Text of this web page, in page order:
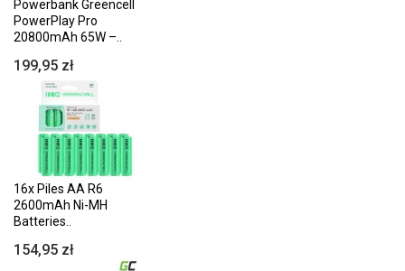
Powerbank Greencell
PowerPlay Pro
20800mAh 65W –..
199,95 zł
16x Piles AA R6
2600mAh Ni-MH
Batteries..
154,95 zł